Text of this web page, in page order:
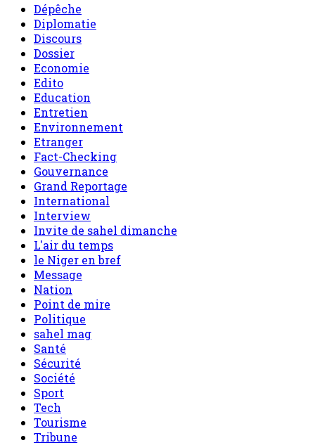
Dépêche
Diplomatie
Discours
Dossier
Economie
Edito
Education
Entretien
Environnement
Etranger
Fact-Checking
Gouvernance
Grand Reportage
International
Interview
Invite de sahel dimanche
L'air du temps
le Niger en bref
Message
Nation
Point de mire
Politique
sahel mag
Santé
Sécurité
Société
Sport
Tech
Tourisme
Tribune